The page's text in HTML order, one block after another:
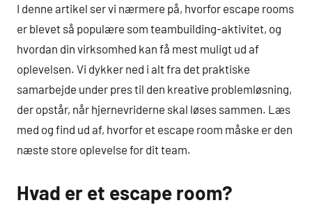
I denne artikel ser vi nærmere på, hvorfor escape rooms
er blevet så populære som teambuilding-aktivitet, og
hvordan din virksomhed kan få mest muligt ud af
oplevelsen. Vi dykker ned i alt fra det praktiske
samarbejde under pres til den kreative problemløsning,
der opstår, når hjernevriderne skal løses sammen. Læs
med og find ud af, hvorfor et escape room måske er den
næste store oplevelse for dit team.
Hvad er et escape room?